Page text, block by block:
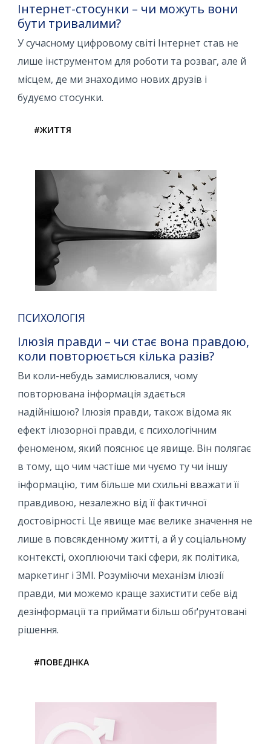
Інтернет-стосунки – чи можуть вони
бути тривалими?
У сучасному цифровому світі Інтернет став не
лише інструментом для роботи та розваг, але й
місцем, де ми знаходимо нових друзів і
будуємо стосунки.
#ЖИТТЯ
ПСИХОЛОГІЯ
Ілюзія правди – чи стає вона правдою,
коли повторюється кілька разів?
Ви коли-небудь замислювалися, чому
повторювана інформація здається
надійнішою? Ілюзія правди, також відома як
ефект ілюзорної правди, є психологічним
феноменом, який пояснює це явище. Він полягає
в тому, що чим частіше ми чуємо ту чи іншу
інформацію, тим більше ми схильні вважати її
правдивою, незалежно від її фактичної
достовірності. Це явище має велике значення не
лише в повсякденному житті, а й у соціальному
контексті, охоплюючи такі сфери, як політика,
маркетинг і ЗМІ. Розуміючи механізм ілюзії
правди, ми можемо краще захистити себе від
дезінформації та приймати більш обґрунтовані
рішення.
#ПОВЕДІНКА